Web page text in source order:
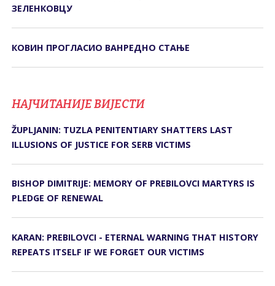
ЗЕЛЕНКОВЦУ
КОВИН ПРОГЛАСИО ВАНРЕДНО СТАЊЕ
НАЈЧИТАНИЈЕ ВИЈЕСТИ
ŽUPLJANIN: TUZLA PENITENTIARY SHATTERS LAST
ILLUSIONS OF JUSTICE FOR SERB VICTIMS
BISHOP DIMITRIJE: MEMORY OF PREBILOVCI MARTYRS IS
PLEDGE OF RENEWAL
KARAN: PREBILOVCI - ETERNAL WARNING THAT HISTORY
REPEATS ITSELF IF WE FORGET OUR VICTIMS